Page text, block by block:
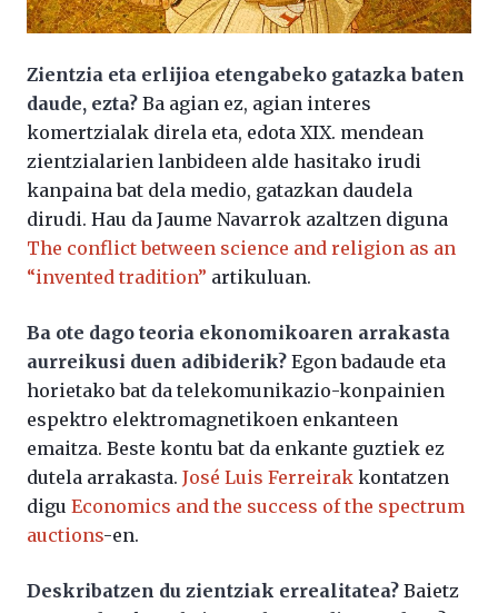
Zientzia eta erlijioa etengabeko gatazka baten
daude, ezta? Ba agian ez, agian interes
komertzialak direla eta, edota XIX. mendean
zientzialarien lanbideen alde hasitako irudi
kanpaina bat dela medio, gatazkan daudela
dirudi. Hau da Jaume Navarrok azaltzen diguna
The conflict between science and religion as an
“invented tradition” artikuluan.
Ba ote dago teoria ekonomikoaren arrakasta
aurreikusi duen adibiderik? Egon badaude eta
horietako bat da telekomunikazio-konpainien
espektro elektromagnetikoen enkanteen
emaitza. Beste kontu bat da enkante guztiek ez
dutela arrakasta. José Luis Ferreirak kontatzen
digu Economics and the success of the spectrum
auctions-en.
Deskribatzen du zientziak errealitatea? Baietz